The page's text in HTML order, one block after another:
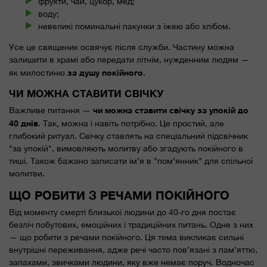
воду;
невеликі поминальні пакунки з їжею або хлібом.
Усе це священик освячує після служби. Частину можна
залишити в храмі або передати літнім, нужденним людям —
як милостиню за душу покійного.
ЧИ МОЖНА СТАВИТИ СВІЧКУ
Важливе питання — чи можна ставити свічку за упокій до
40 днів. Так, можна і навіть потрібно. Це простий, але
глибокий ритуал. Свічку ставлять на спеціальний підсвічник
"за упокій", вимовляють молитву або згадують покійного в
тиші. Також бажано записати ім’я в "пом’янник" для спільної
молитви.
ЩО РОБИТИ З РЕЧАМИ ПОКІЙНОГО
Від моменту смерті близької людини до 40-го дня постає
безліч побутових, емоційних і традиційних питань. Одне з них
— що робити з речами покійного. Ця тема викликає сильні
внутрішні переживання, адже речі часто пов’язані з пам’яттю,
запахами, звичками людини, яку вже немає поруч. Водночас